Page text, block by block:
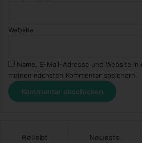
Website
Name, E-Mail-Adresse und Website
meinen nächsten Kommentar speichern.
Beliebt Neueste